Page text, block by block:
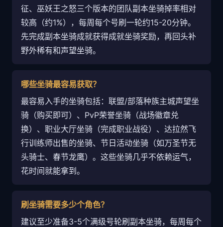
征、巫妖王之怒三个版本的团队副本坐骑掉率相对
较高（约1%），每周每个号刷一轮约15-20分钟。
先完成副本坐骑成就获得成就坐骑奖励，再回头补
野外稀有和声望坐骑。
哪些坐骑最容易获取？
最容易入手的坐骑包括：联盟/部落种族主城声望坐
骑（购买即可）、PvP荣誉坐骑（战场徽章兑
换）、职业大厅坐骑（完成职业战役）、达拉然飞
行训练师出售的坐骑、节日活动坐骑（如万圣节无
头骑士、春节龙鹰）。这些坐骑几乎不依赖运气，
花时间就能拿到。
刷坐骑需要多少个角色？
建议至少准备3-5个满级号轮刷副本坐骑，每周每个